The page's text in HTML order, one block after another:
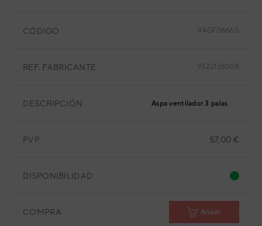
CÓDIGO 9AGF06660
REF. FABRICANTE 9322136008
DESCRIPCIÓN Aspa ventilador 3 palas
PVP 57,00 €
DISPONIBILIDAD
COMPRA Añadir